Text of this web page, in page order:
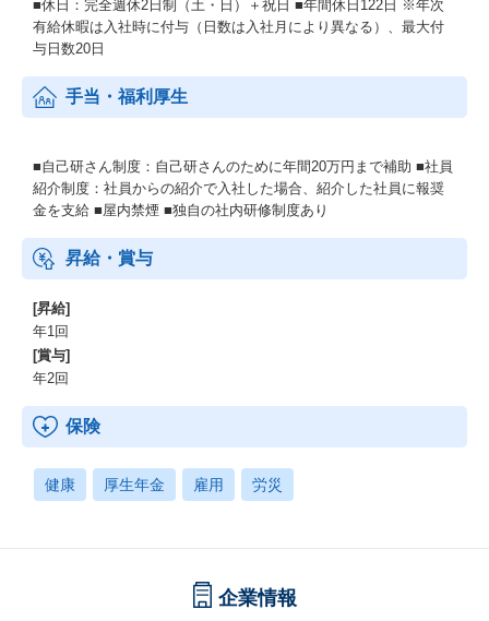
■休日：完全週休2日制（土・日）＋祝日 ■年間休日122日 ※年次
有給休暇は入社時に付与（日数は入社月により異なる）、最大付
与日数20日
手当・福利厚生
■自己研さん制度：自己研さんのために年間20万円まで補助 ■社員
紹介制度：社員からの紹介で入社した場合、紹介した社員に報奨
金を支給 ■屋内禁煙 ■独自の社内研修制度あり
昇給・賞与
[昇給]
年1回
[賞与]
年2回
保険
健康 厚生年金 雇用 労災
企業情報